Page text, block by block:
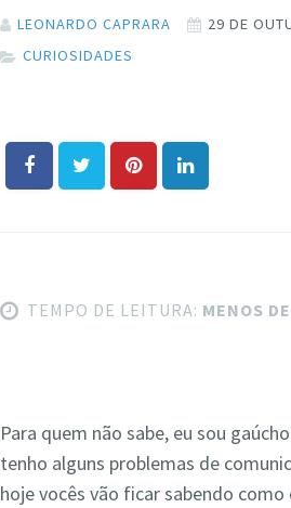
LEONARDO CAPRARA 29 DE
CURIOSIDADES
TEMPO DE LEITURA: MENOS
Para quem não sabe, eu sou
tenho alguns problemas de
hoje vocês vão ficar sabendo